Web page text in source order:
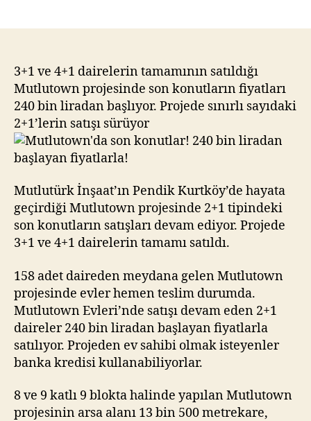
bin
liradan
başlayan
fiyatlarla!
3+1 ve 4+1 dairelerin tamamının satıldığı
Mutlutown projesinde son konutların fiyatları
240 bin liradan başlıyor. Projede sınırlı sayıdaki
2+1’lerin satışı sürüyor
Mutlutürk İnşaat’ın Pendik Kurtköy’de hayata
geçirdiği Mutlutown projesinde 2+1 tipindeki
son konutların satışları devam ediyor. Projede
3+1 ve 4+1 dairelerin tamamı satıldı.
158 adet daireden meydana gelen Mutlutown
projesinde evler hemen teslim durumda.
Mutlutown Evleri’nde satışı devam eden 2+1
daireler 240 bin liradan başlayan fiyatlarla
satılıyor. Projeden ev sahibi olmak isteyenler
banka kredisi kullanabiliyorlar.
8 ve 9 katlı 9 blokta halinde yapılan Mutlutown
projesinin arsa alanı 13 bin 500 metrekare,